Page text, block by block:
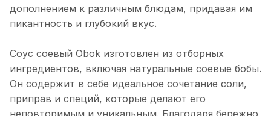
дополнением к различным блюдам, придавая им
пикантность и глубокий вкус.
Соус соевый Obok изготовлен из отборных
ингредиентов, включая натуральные соевые бобы.
Он содержит в себе идеальное сочетание соли,
приправ и специй, которые делают его
неповторимым и уникальным. Благодаря бережно